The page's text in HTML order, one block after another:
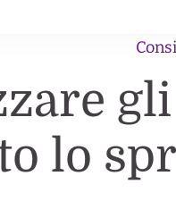
lo